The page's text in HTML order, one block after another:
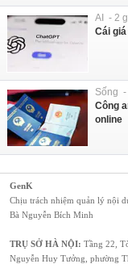
AI - 2
Cái
Sống
Công
online
GenK
Chịu trách nhiệm quản lý nội
Bà Nguyễn Bích Minh
TRỤ SỞ HÀ NỘI: Tầng 22,
Nguyễn Huy Tưởng, phường